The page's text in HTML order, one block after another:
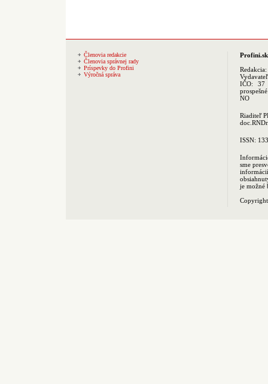
Členovia redakcie
Členovia správnej rady
Príspevky do Profini
Výročná správa
Profini.sk
Redakcia:
IČO: 37
NO
Riaditeľ
ISSN:
sme
je možné